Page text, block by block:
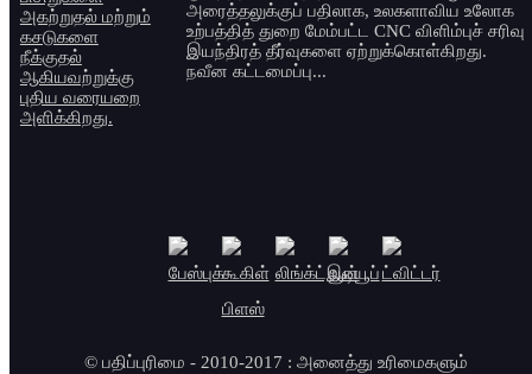
அரைத்தலுக்குப் பதிலாக, உலகளாவிய உலோக
உற்பத்தித் துறை மேம்பட்ட CNC விளிம்புச் சரிவு
இயந்திரத் தீர்வுகளை ஏற்றுக்கொள்கிறது.
நவீன கட்டமைப்பு...
© பதிப்புரிமை - 2010-2017 : அனைத்து உரிமைகளும்